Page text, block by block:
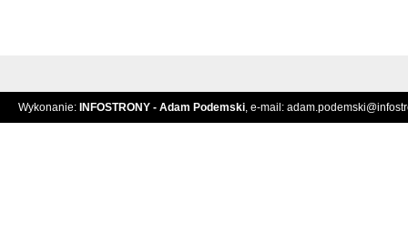
Wykonanie: INFOSTRONY - Adam Podemski, e-mail: